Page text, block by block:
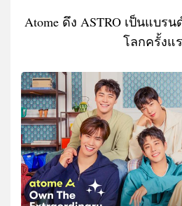
Atome ดึง ASTRO เป็นแบร
โลกครั้งแ